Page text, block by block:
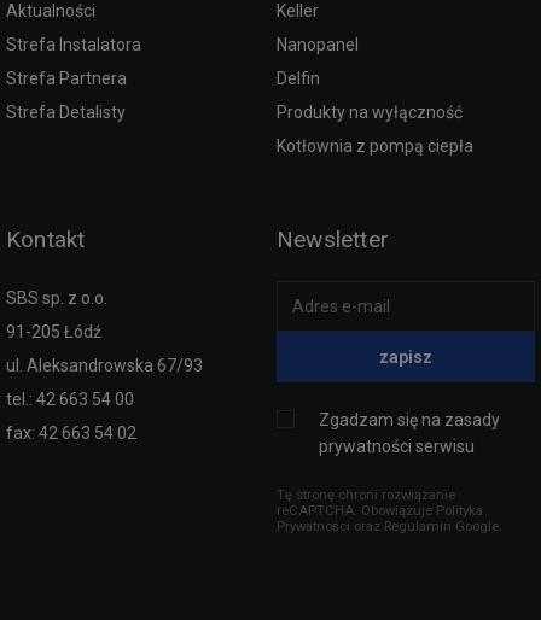
Aktualności
Strefa Instalatora
Strefa Partnera
Strefa Detalisty
Keller
Nanopanel
Delfin
Produkty na wyłączność
Kotłownia z pompą ciepła
Kontakt
SBS sp. z o.o.
91-205 Łódź
ul. Aleksandrowska 67/93
tel.: 42 663 54 00
fax: 42 663 54 02
Newsletter
zapisz
Zgadzam się na zasady
prywatności serwisu
Tę stronę chroni rozwiązanie
reCAPTCHA. Obowiązuje Polityka
Prywatności oraz Regulamin Google.